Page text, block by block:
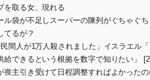
を取る女、現れる
ル袋が不足しスーパーの陳列がぐちゃぐ
てるが？
間人が1万人殺されました」イスラエル
給できるという根拠を数字で知りたい」
喪主引き受けて日程調整すればよかったの